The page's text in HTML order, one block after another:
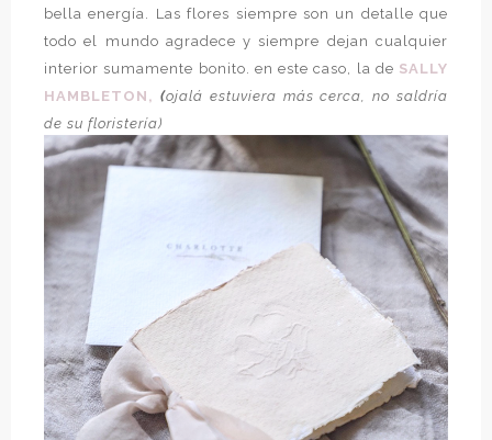
bella energía. Las flores siempre son un detalle que
todo el mundo agradece y siempre dejan cualquier
interior sumamente bonito. en este caso, la de SALLY
HAMBLETON, (ojalá estuviera más cerca, no saldría
de su floristería)